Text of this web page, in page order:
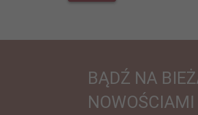
BĄDŹ NA
NOWOŚCIAMI